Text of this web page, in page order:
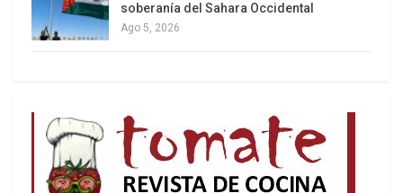
soberanía del Sahara Occidental
Ago 5, 2026